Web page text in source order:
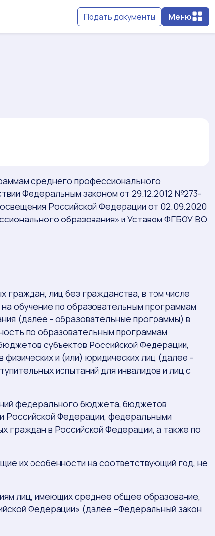
Подать документы Меню
среднего профессионального
Федеральным законом от 29.12.2012 №273-
Российской Федерации от 02.09.2020
образования» и Уставом ФГБОУ ВО
лиц без гражданства, в том числе
обучение по образовательным программам
(далее - образовательные программы) в
по образовательным программам
субъектов Российской Федерации,
и (или) юридических лиц (далее -
испытаний для инвалидов и лиц с
федерального бюджета, бюджетов
Российской Федерации, федеральными
граждан в Российской Федерации, а также по
их особенности на соответствующий год, не
лиц, имеющих среднее общее образование,
Федерации» (далее –Федеральный закон